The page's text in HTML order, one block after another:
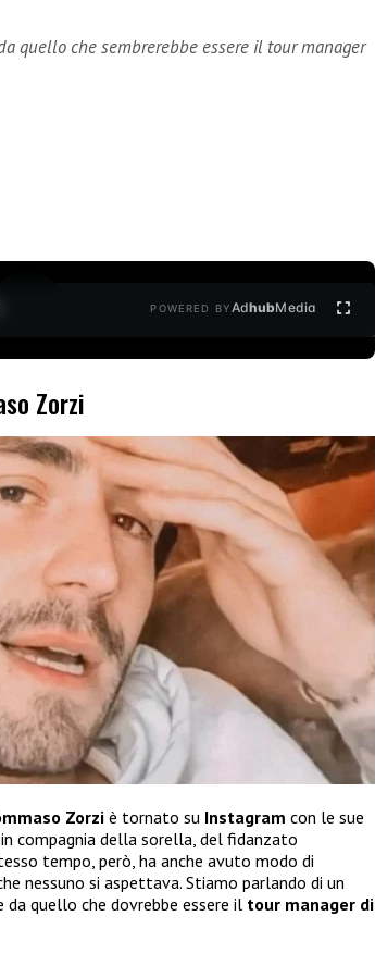
quello che sembrerebbe essere il tour manager
POWERED BYAdhubMedia
Zorzi
Zorzi è tornato su Instagram con le sue
compagnia della sorella, del fidanzato
tempo, però, ha anche avuto modo di
nessuno si aspettava. Stiamo parlando di un
quello che dovrebbe essere il tour manager di